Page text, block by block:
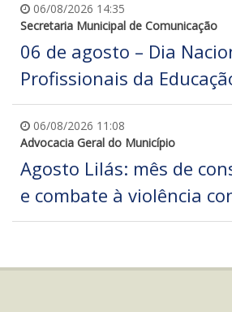
06/08/2026 14:35
Secretaria Municipal de Comunicação
06 de agosto – Dia
Profissionais da
06/08/2026 11:08
Advocacia Geral do Município
Agosto Lilás: mês de
e combate à violência